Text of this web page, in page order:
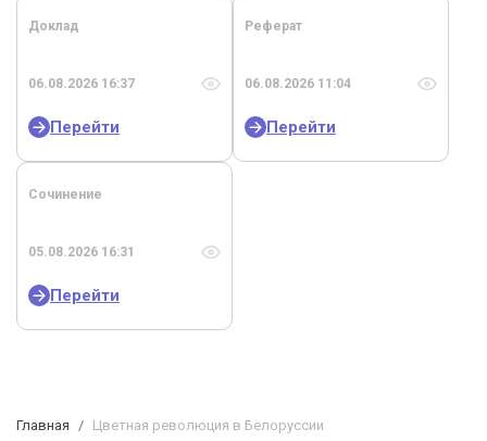
Доклад
06.08.2026 16:37
Перейти
Реферат
06.08.2026 11:04
Перейти
Сочинение
05.08.2026 16:31
Перейти
Главная Цветная революция в Белоруссии